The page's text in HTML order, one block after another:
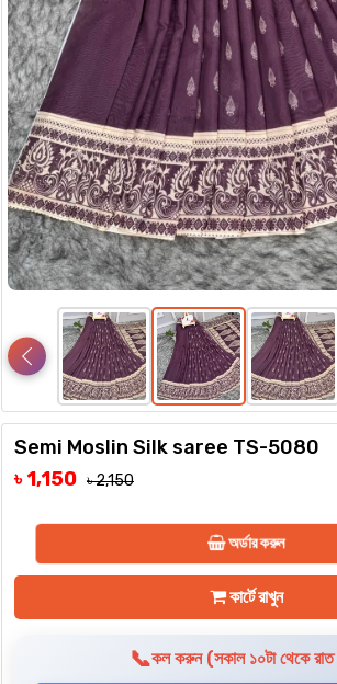
Semi Moslin Silk saree TS-5080
৳ 1,150 ৳ 2,150
অর্ডার করুন
কার্টে রাখুন
📞কল করুন (সকাল ১০টা থেকে রাত